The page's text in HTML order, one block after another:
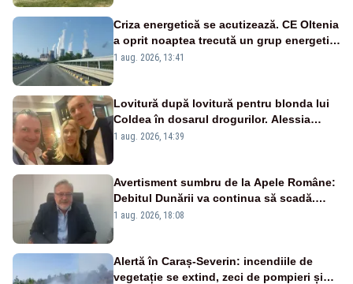
Criza energetică se acutizează. CE Oltenia
a oprit noaptea trecută un grup energetic
de la Rovinari
1 aug. 2026, 13:41
Lovitură după lovitură pentru blonda lui
Coldea în dosarul drogurilor. Alessia
Păcuraru explică decizia magistraților
1 aug. 2026, 14:39
Avertisment sumbru de la Apele Române:
Debitul Dunării va continua să scadă.
Cernavodă s-ar putea închide în 4 zile
1 aug. 2026, 18:08
Alertă în Caraș-Severin: incendiile de
vegetație se extind, zeci de pompieri și